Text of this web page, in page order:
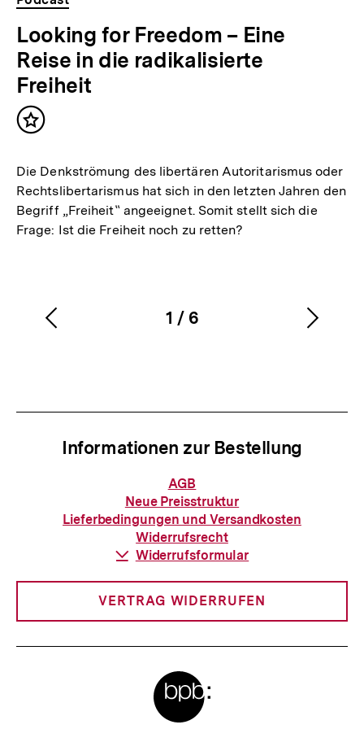
Looking for Freedom – Eine
Reise in die radikalisierte
Freiheit
Inhalt
Die Denkströmung des libertären Autoritarismus oder
Rechtslibertarismus hat sich in den letzten Jahren den
Begriff „Freiheit‟ angeeignet. Somit stellt sich die
Frage: Ist die Freiheit noch zu retten?
Karussellinhalt
1
von
/ 6
Vorherigen
Informationen zur Bestellung
Informationen
zur
Bestellung
AGB
Neue Preisstruktur
Lieferbedingungen und Versandkosten
Widerrufsrecht
Download-
Widerrufsformular
VERTRAG WIDERRUFEN